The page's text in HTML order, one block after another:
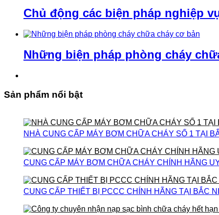
Chủ động các biện pháp nghiệp
Những biện pháp phòng cháy
Sản phẩm nổi bật
NHÀ CUNG CẤP MÁY BƠM CHỮA CHÁY SỐ 1 TẠI
CUNG CẤP MÁY BƠM CHỮA CHÁY CHÍNH HÃNG
CUNG CẤP THIẾT BỊ PCCC CHÍNH HÃNG TẠI BẮC